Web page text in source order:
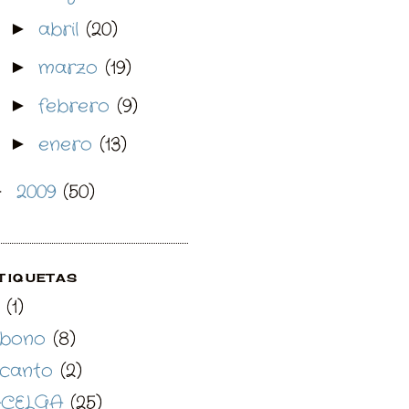
► abril (20)
► marzo (19)
► febrero (9)
► enero (13)
2009 (50)
(1)
(8)
(2)
(25)